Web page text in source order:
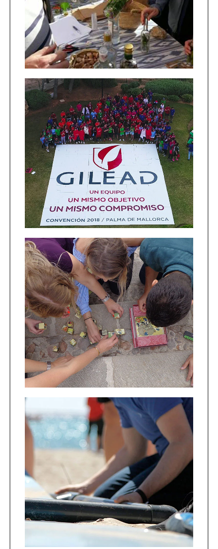
especialidades.
+INFO
Presentación de
productos
Mallorca es el escenario perfecto
para la presentación de productos:
paisajes impresionantes, estilo
mediterráneo y ambiente
exclusivo.
+INFO
Coffee Break
Conferencias, reuniones o
seminarios. Fomenta la
creatividad, el espíritu de equipo y
la diversión. Mucho más que una
simple pausa para el café.
+INFO
Novedades
Haz algo nuevo más a menudo en
lugar de hacer siempre lo que hace
todo el mundo. Innovamos
constantemente creando nuevas
actividades para que disfrutes de
la isla.
+INFO